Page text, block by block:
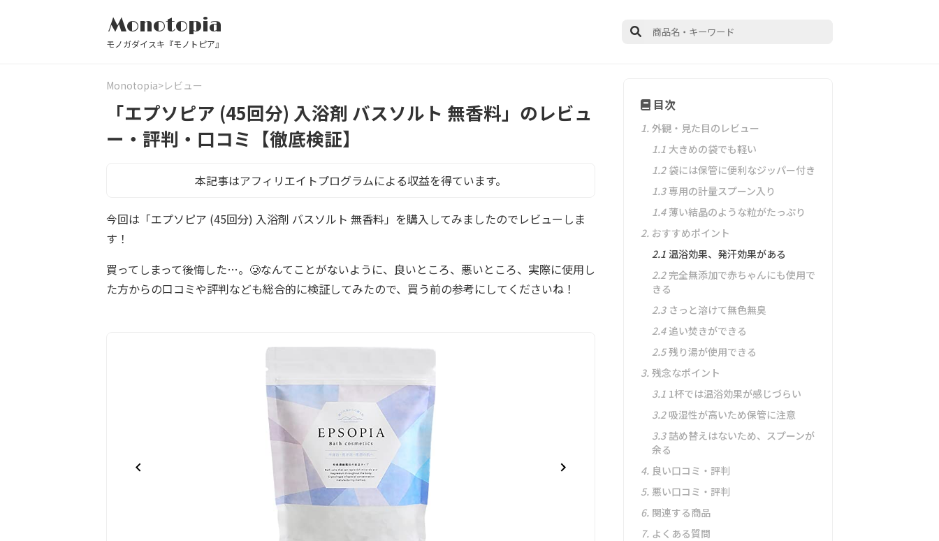
Monotopia
モノガダイスキ『モノトピア』
Monotopia レビュー
「エプソピア (45回分) 入浴剤 バスソルト 無香料」のレビュ
ー・評判・口コミ【徹底検証】
本記事はアフィリエイトプログラムによる収益を得ています。
今回は「エプソピア (45回分) 入浴剤 バスソルト 無香料」を購入してみましたのでレビューしま
す！
買ってしまって後悔した…。🥲なんてことがないように、良いところ、悪いところ、実際に使用し
た方からの口コミや評判なども総合的に検証してみたので、買う前の参考にしてくださいね！
目次
1. 外観・見た目のレビュー
1.1 大きめの袋でも軽い
1.2 袋には保管に便利なジッパー付き
1.3 専用の計量スプーン入り
1.4 薄い結晶のような粒がたっぷり
2. おすすめポイント
2.1 温浴効果、発汗効果がある
2.2 完全無添加で赤ちゃんにも使用で
きる
2.3 さっと溶けて無色無臭
2.4 追い焚きができる
2.5 残り湯が使用できる
3. 残念なポイント
3.1 1杯では温浴効果が感じづらい
3.2 吸湿性が高いため保管に注意
3.3 詰め替えはないため、スプーンが
余る
4. 良い口コミ・評判
5. 悪い口コミ・評判
6. 関連する商品
7. よくある質問